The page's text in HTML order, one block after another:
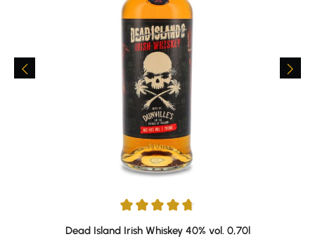
Durchschnittliche Bewertung von 4.67 von 5 Sternen
Dead Island Irish Whiskey 40% vol. 0,70l